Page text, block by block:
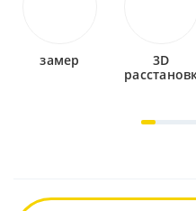
замер
3D